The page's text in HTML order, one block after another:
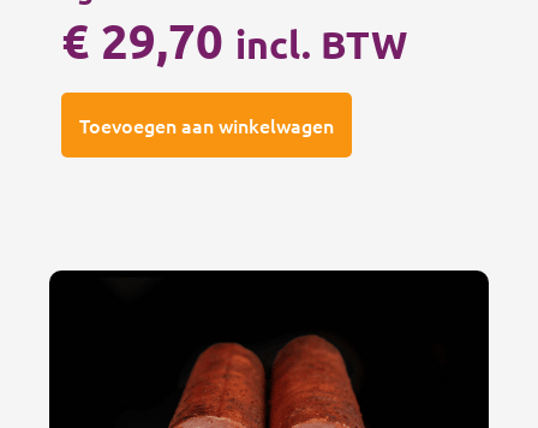
€ 29,70 incl. BTW
Toevoegen aan winkelwagen